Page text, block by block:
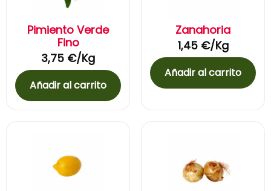
Pimiento Verde
Fino
3,75 €/Kg
Añadir al carrito
Zanahoria
1,45 €/Kg
Añadir al carrito